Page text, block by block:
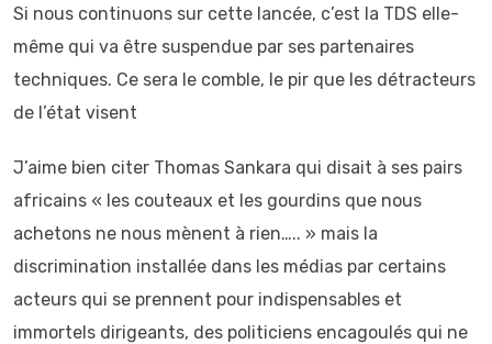
Si nous continuons sur cette lancée, c’est la TDS elle-
même qui va être suspendue par ses partenaires
techniques. Ce sera le comble, le pir que les détracteurs
de l’état visent
J’aime bien citer Thomas Sankara qui disait à ses pairs
africains « les couteaux et les gourdins que nous
achetons ne nous mènent à rien….. » mais la
discrimination installée dans les médias par certains
acteurs qui se prennent pour indispensables et
immortels dirigeants, des politiciens encagoulés qui ne